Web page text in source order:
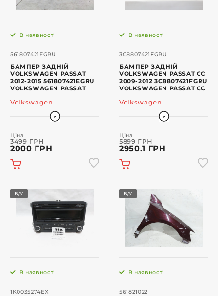
561807421EGRU
В наявності
БАМПЕР ЗАДНІЙ
VOLKSWAGEN PASSAT
2012-2015 561807421EGRU
VOLKSWAGEN PASSAT
Volkswagen
Ціна
3499 ГРН
2000 ГРН
3C8807421FGRU
В наявності
БАМПЕР ЗАДНІЙ
VOLKSWAGEN PASSAT CC
2009-2012 3C8807421FGRU
VOLKSWAGEN PASSAT CC
Volkswagen
Ціна
5899 ГРН
2950.1 ГРН
Б/У
1K0035274EX
В наявності
Б/У
561821022
В наявності